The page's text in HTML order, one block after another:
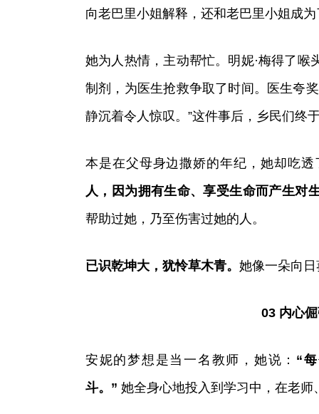
向老巴里小姐解释，还和老巴里小姐成
她为人热情，主动帮忙。明妮·梅得了
制剂，为医生抢救争取了时间。医生夸
静沉着令人惊叹。”这件事后，乡民们终
本是在父母身边撒娇的年纪，她却吃
人，因为拥有生命、享受生命而产生对
帮助过她，乃至伤害过她的人。
已识乾坤大，犹怜草木青。 她像一朵向
03 内心
安妮的梦想是当一名教师，她说： “
斗。” 她全身心地投入到学习中，在老